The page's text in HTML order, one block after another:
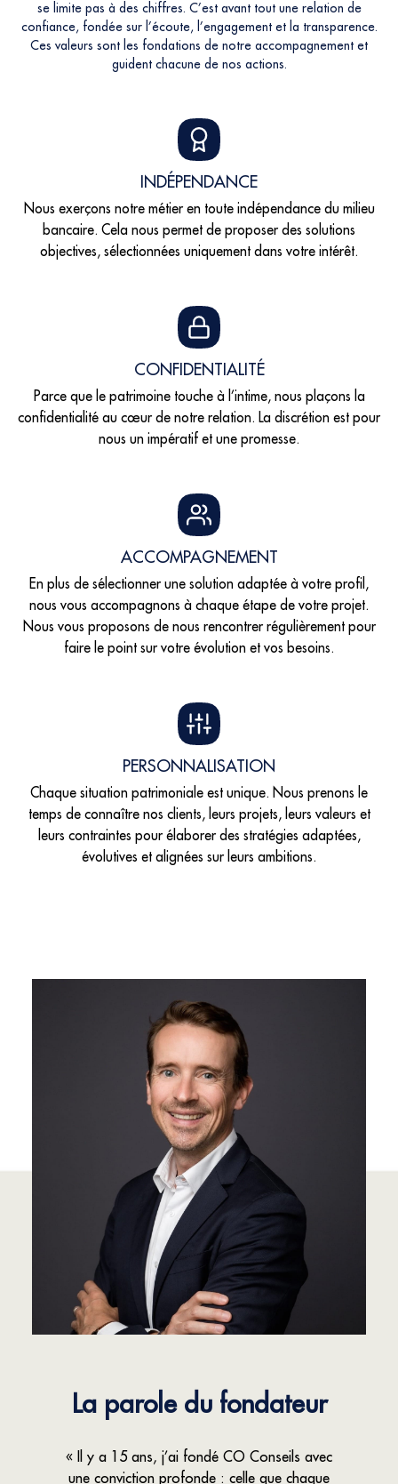
se limite pas à des chiffres. C’est avant tout une relation de
confiance, fondée sur l’écoute, l’engagement et la transparence.
Ces valeurs sont les fondations de notre accompagnement et
guident chacune de nos actions.
INDÉPENDANCE
Nous exerçons notre métier en toute indépendance du milieu
bancaire. Cela nous permet de proposer des solutions
objectives, sélectionnées uniquement dans votre intérêt.
CONFIDENTIALITÉ
Parce que le patrimoine touche à l’intime, nous plaçons la
confidentialité au cœur de notre relation. La discrétion est pour
nous un impératif et une promesse.
ACCOMPAGNEMENT
En plus de sélectionner une solution adaptée à votre profil,
nous vous accompagnons à chaque étape de votre projet.
Nous vous proposons de nous rencontrer régulièrement pour
faire le point sur votre évolution et vos besoins.
PERSONNALISATION
Chaque situation patrimoniale est unique. Nous prenons le
temps de connaître nos clients, leurs projets, leurs valeurs et
leurs contraintes pour élaborer des stratégies adaptées,
évolutives et alignées sur leurs ambitions.
La parole du fondateur
« Il y a 15 ans, j’ai fondé CO Conseils avec
une conviction profonde : celle que chaque